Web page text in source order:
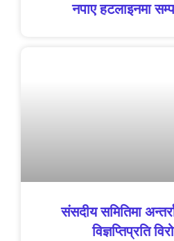
नपाए हटलाइनमा
संसदीय समितिमा
विज्ञप्तिप्रति